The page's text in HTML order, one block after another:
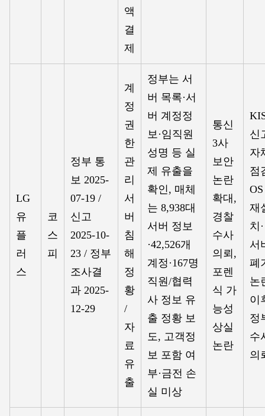
액
결
제
LG
유
플
러
스
코
스
피
정부 통
보 2025-
07-19 /
신고
2025-10-
23 / 정부
조사결
과 2025-
12-29
계
정
권
한
관
리
서
버
침
해
정
황
/
자
료
유
출
정부는 서
버 목록·서
버 계정정
보·임직원
성명 등 실
제 유출을
확인, 매체
는 8,938대
서버 정보
·42,526개
계정·167명
직원/협력
사 정보 유
출 정황 보
도, 고객정
보 포함 여
부·금전 손
실 미상
통신
3사
보안
논란
확대,
경찰
수사
의뢰,
포렌
식 가
능성
상실
논란
신
자
점
OS
재
치·
서
폐
논
이
정
수
의